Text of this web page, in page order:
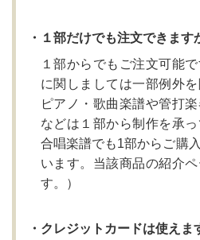
・１部だけでも注文できます
１部からでもご注文可能
に関しましては一部例外を
ピアノ・歌曲楽譜や管打
などは１部から制作を承っ
合唱楽譜でも1部からご購
います。当該商品の紹介
す。）
・クレジットカードは使えま